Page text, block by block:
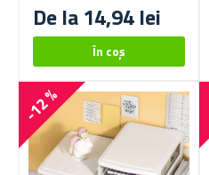
De la 14,94 lei
-12 %